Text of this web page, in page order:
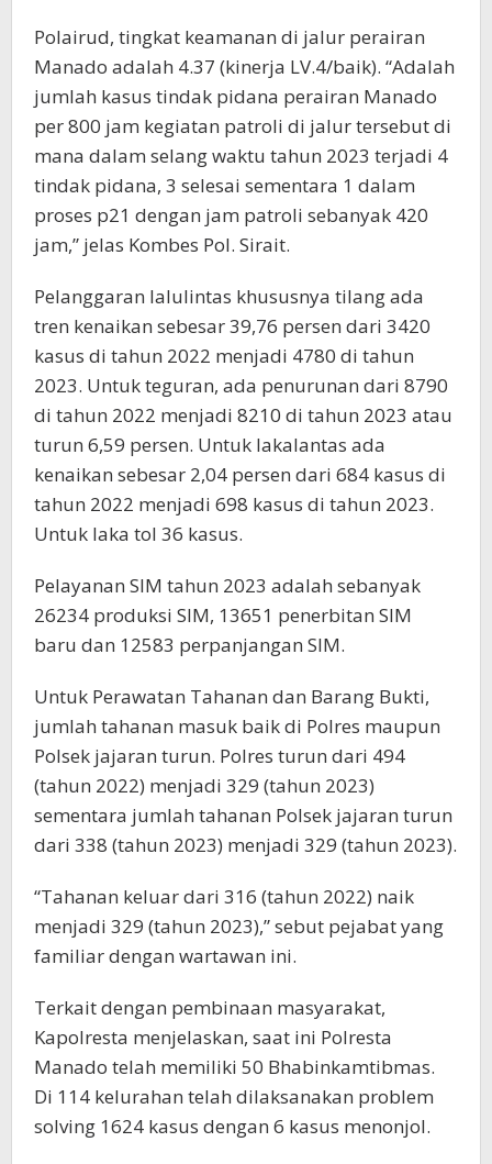
Polairud, tingkat keamanan di jalur perairan
Manado adalah 4.37 (kinerja LV.4/baik). “Adalah
jumlah kasus tindak pidana perairan Manado
per 800 jam kegiatan patroli di jalur tersebut di
mana dalam selang waktu tahun 2023 terjadi 4
tindak pidana, 3 selesai sementara 1 dalam
proses p21 dengan jam patroli sebanyak 420
jam,” jelas Kombes Pol. Sirait.
Pelanggaran lalulintas khususnya tilang ada
tren kenaikan sebesar 39,76 persen dari 3420
kasus di tahun 2022 menjadi 4780 di tahun
2023. Untuk teguran, ada penurunan dari 8790
di tahun 2022 menjadi 8210 di tahun 2023 atau
turun 6,59 persen. Untuk lakalantas ada
kenaikan sebesar 2,04 persen dari 684 kasus di
tahun 2022 menjadi 698 kasus di tahun 2023.
Untuk laka tol 36 kasus.
Pelayanan SIM tahun 2023 adalah sebanyak
26234 produksi SIM, 13651 penerbitan SIM
baru dan 12583 perpanjangan SIM.
Untuk Perawatan Tahanan dan Barang Bukti,
jumlah tahanan masuk baik di Polres maupun
Polsek jajaran turun. Polres turun dari 494
(tahun 2022) menjadi 329 (tahun 2023)
sementara jumlah tahanan Polsek jajaran turun
dari 338 (tahun 2023) menjadi 329 (tahun 2023).
“Tahanan keluar dari 316 (tahun 2022) naik
menjadi 329 (tahun 2023),” sebut pejabat yang
familiar dengan wartawan ini.
Terkait dengan pembinaan masyarakat,
Kapolresta menjelaskan, saat ini Polresta
Manado telah memiliki 50 Bhabinkamtibmas.
Di 114 kelurahan telah dilaksanakan problem
solving 1624 kasus dengan 6 kasus menonjol.